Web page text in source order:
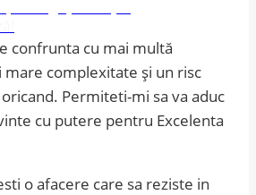
confrunta cu mai multă
mare complexitate și un risc
Permiteti-mi sa va aduc
cu putere pentru Excelenta
o afacere care sa reziste in